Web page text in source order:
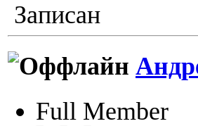
Записан
Full Member